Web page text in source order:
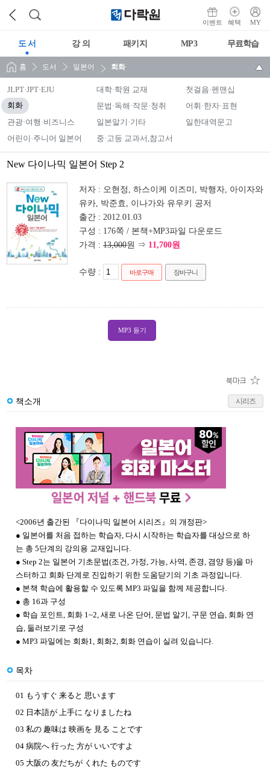
이벤트 혜택 MY
도 서 강 의 패키지 MP3 무료학습
홈 도서 일본어 회화
JLPT·JPT·EJU 대학·학원 교재 첫걸음·펜맨십
회화 문법·독해·작문·청취
어휘·한자·표현
관광·여행·비즈니스
일본알기·기타
일한대역문고
어린이·주니어 일본어
중·고등 교과서,참고서
New 다이나믹 일본어 Step 2
저자 : 오현정, 하스이케 이즈미, 박행자, 아이자와
유카, 박준효, 이나가와 유우키 공저
출간 : 2012.01.03
구성 : 176쪽 / 본책+MP3파일 다운로드
가격 : 13,000원 ⇒ 11,700원
수량 : 바로구매 장바구니
MP3 듣기
책소개 시리즈
<2006년 출간된 『다이나믹 일본어 시리즈』의 개정판>
● 일본어를 처음 접하는 학습자, 다시 시작하는 학습자를 대상으로 하
는 총 5단계의 강의용 교재입니다.
● Step 2는 일본어 기초문법(조건, 가정, 가능, 사역, 존경, 겸양 등)을 마
스터하고 회화 단계로 진입하기 위한 도움닫기의 기초 과정입니다.
● 본책 학습에 활용할 수 있도록 MP3 파일을 함께 제공합니다.
● 총 16과 구성
● 학습 포인트, 회화 1~2, 새로 나온 단어, 문법 알기, 구문 연습, 회화 연
습, 둘러보기로 구성
● MP3 파일에는 회화1, 회화2, 회화 연습이 실려 있습니다.
목차
01 もうすぐ 来ると 思います
02 日本語が 上手に なりましたね
03 私の 趣味は 映画を 見る ことです
04 病院へ 行った 方が いいですよ
05 大阪の 友だちが くれた ものです